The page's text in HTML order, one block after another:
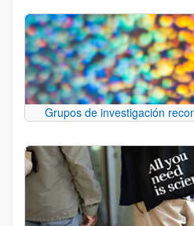
Grupos de investigación